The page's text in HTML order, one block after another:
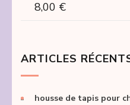
8,00 €
ARTICLES
housse de tapis pour